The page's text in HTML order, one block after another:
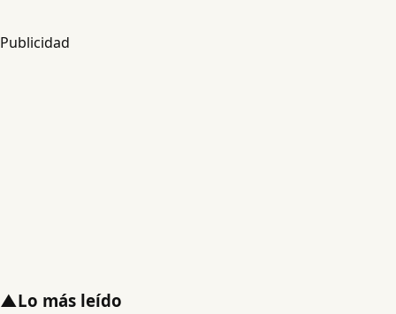
Publicidad
▲Lo más leído